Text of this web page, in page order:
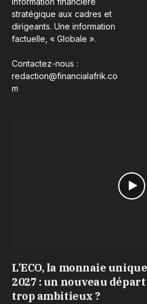
stratégique aux cadres et
dirigeants. Une information
factuelle, « Globale ».
Contactez-nous :
redaction@financialafrik.co
m
L’ECO, la monnaie
2027 : un nouveau
trop ambitieux ?